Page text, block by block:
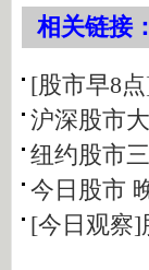
相关链接：
[股市早8
沪深股市
纽约股市
今日股市
[今日观察]